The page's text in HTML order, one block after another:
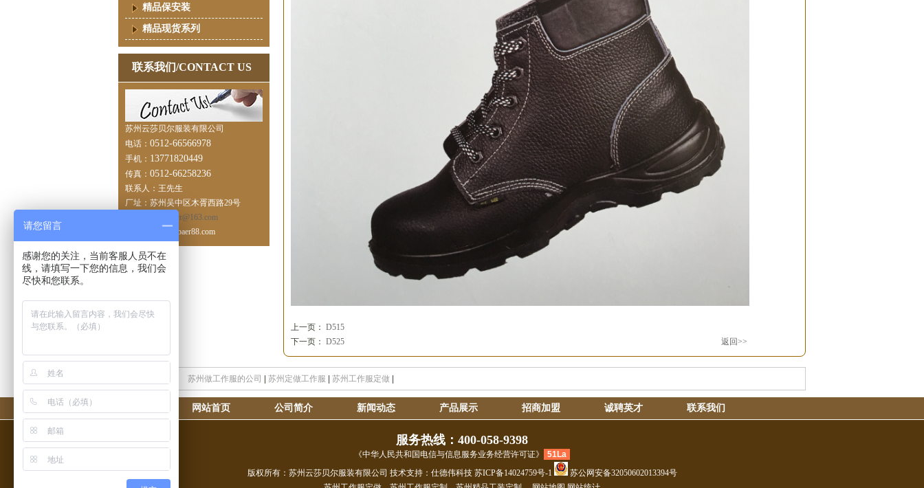
精品保安装
精品现货系列
联系我们/CONTACT US
苏州云莎贝尔服装有限公司
电话： 0512-66566978
手机： 13771820449
传真： 0512-66258236
联系人：王先生
厂址：苏州吴中区木胥西路29号
sz_ysbaer@163.com
网址：www.ysbaer88.com
上一页： D515
下一页： D525 返回>>
苏州做工作服的公司 苏州定做工作服 苏州工作服定做
网站首页 公司简介 新闻动态 产品展示 招商加盟 诚聘英才 联系我们
服务热线：400-058-9398
《中华人民共和国电信与信息服务业务经营许可证》
51La
版权所有：苏州云莎贝尔服装有限公司 技术支持：仕德伟科技 苏ICP备14024759号-1
苏公网安备32050602013394号
请您留言
感谢您的关注，当前客服人员不在
线，请填写一下您的信息，我们会
尽快和您联系。